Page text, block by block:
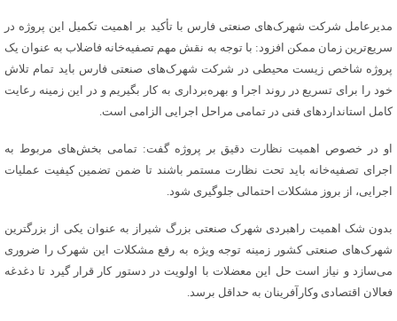
مدیرعامل شرکت شهرک‌های صنعتی فارس با تأکید بر اهمیت تکمیل این پروژه در
سریع‌ترین زمان ممکن افزود: با توجه به نقش مهم تصفیه‌خانه فاضلاب به عنوان یک
پروژه شاخص زیست محیطی در شرکت شهرک‌های صنعتی فارس باید تمام تلاش
خود را برای تسریع در روند اجرا و بهره‌برداری به‌ کار بگیریم و در این زمینه رعایت
کامل استانداردهای فنی در تمامی مراحل اجرایی الزامی است.
او در خصوص اهمیت نظارت دقیق بر پروژه گفت: تمامی بخش‌های مربوط به
اجرای تصفیه‌خانه باید تحت نظارت مستمر باشند تا ضمن تضمین کیفیت عملیات
اجرایی، از بروز مشکلات احتمالی جلوگیری شود.
بدون شک اهمیت راهبردی شهرک صنعتی بزرگ شیراز به عنوان یکی از بزرگترین
شهرک‌های صنعتی کشور زمینه توجه ویژه به رفع مشکلات این شهرک را ضروری
می‌سازد و نیاز است حل این معضلات با اولویت در دستور کار قرار گیرد تا دغدغه
فعالان اقتصادی وکارآفرینان به حداقل برسد.